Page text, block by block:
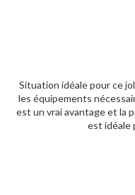
Situation idéale pour ce
les équipements
est un vrai avantage et la
est idéale